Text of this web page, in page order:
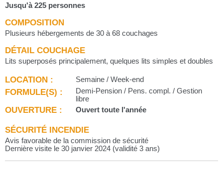
Jusqu'à 225 personnes
COMPOSITION
Plusieurs hébergements de 30 à 68 couchages
DÉTAIL COUCHAGE
Lits superposés principalement, quelques lits simples et doubles
LOCATION : Semaine / Week-end
FORMULE(S) :
Demi-Pension / Pens. compl. / Gestion
libre
OUVERTURE : Ouvert toute l'année
SÉCURITÉ INCENDIE
Avis favorable de la commission de sécurité
Dernière visite le 30 janvier 2024 (validité 3 ans)